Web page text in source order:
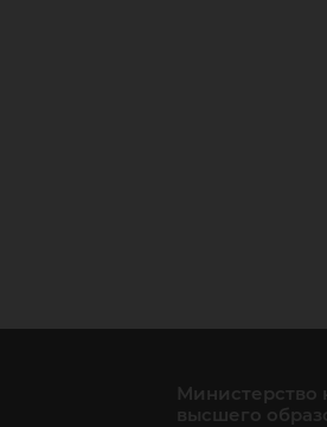
Министерство
высшего